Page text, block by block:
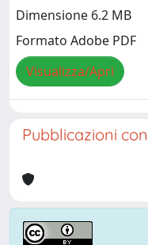
Dimensione 6.2 MB
Formato Adobe PDF
Visualizza/Apri
Pubblicazioni